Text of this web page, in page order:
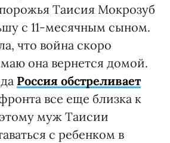
Таисия Мокрозуб
с 11-месячным сыном.
что война скоро
она вернется домой.
Россия обстреливает
все еще близка к
муж Таисии
с ребенком в